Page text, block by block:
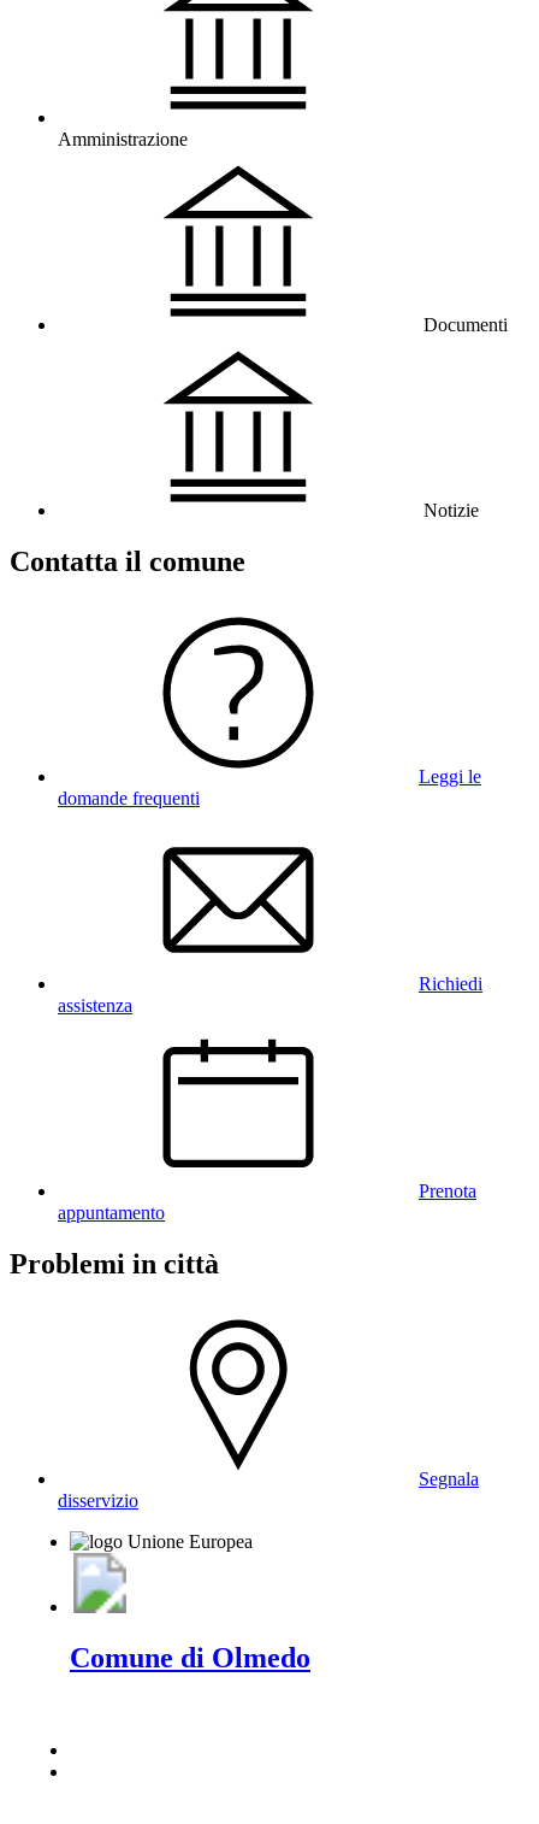
Amministrazione
Documenti
Notizie
Contatta il comune
Leggi le
domande frequenti
Richiedi
assistenza
Prenota
appuntamento
Problemi in città
Segnala
disservizio
Comune di Olmedo